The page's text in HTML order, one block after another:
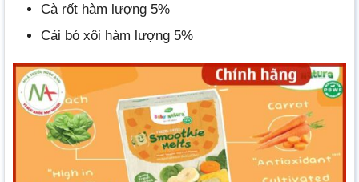
Cà rốt hàm lượng 5%
Cải bó xôi hàm lượng 5%